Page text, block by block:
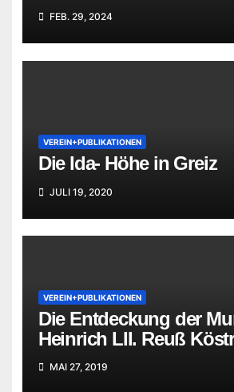
FEB. 29, 2024
VEREIN+PUBLIKATIONEN
Die Ida- Höhe in Greiz
JULI 19, 2020
VEREIN+PUBLIKATIONEN
Die Entdeckung der
Heinrich LII. Reuß
jüngerer Linie
MAI 27, 2019